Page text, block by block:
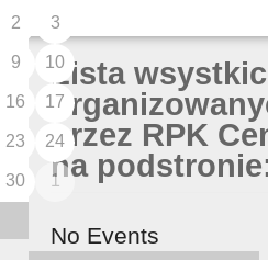
2 3
9 10
16 17
23 24
30 1
Lista
przez RPK
na
No Events